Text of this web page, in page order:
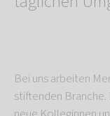
Bei uns arbeiten
stiftenden